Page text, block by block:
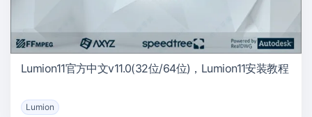
Lumion11官方中文v11.0(32位/64位)，Lumion11安装教程
Lumion